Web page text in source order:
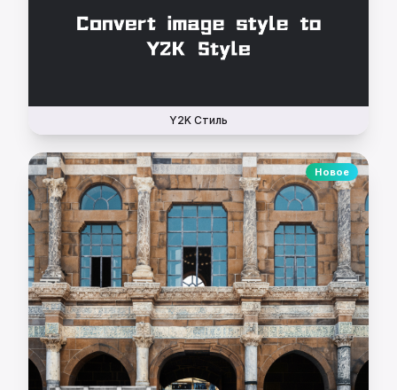
Y2K Стиль
Новое